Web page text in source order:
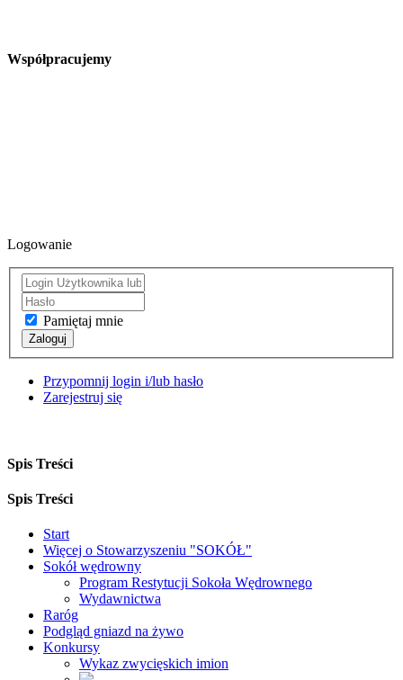
Współpracujemy
Logowanie
Pamiętaj mnie
Zaloguj
Przypomnij login i/lub hasło
Zarejestruj się
Spis Treści
Spis Treści
Start
Więcej o Stowarzyszeniu "SOKÓŁ"
Sokół wędrowny
Program Restytucji Sokoła Wędrownego
Wydawnictwa
Raróg
Podgląd gniazd na żywo
Konkursy
Wykaz zwycięskich imion